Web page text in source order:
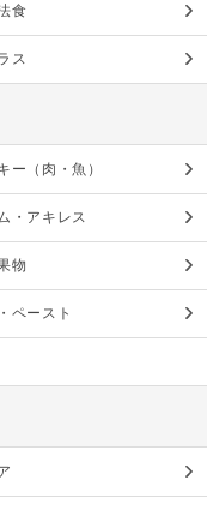
食
ス
ー（肉・魚）
・アキレス
物
ペースト